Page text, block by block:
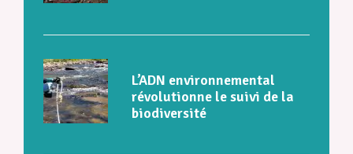
L’ADN environnemental
révolutionne le suivi de la
biodiversité